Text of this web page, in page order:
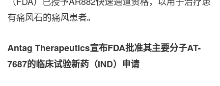
有痛风石的痛风患者。
Antag Therapeutics宣布FDA批准其主要分子AT-
7687的临床试验新药（IND）申请